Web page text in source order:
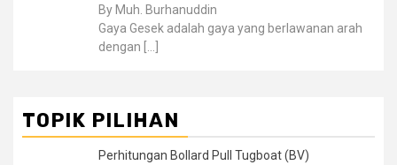
By Muh. Burhanuddin
Gaya Gesek adalah gaya yang berlawanan arah
dengan […]
TOPIK PILIHAN
Perhitungan Bollard Pull Tugboat (BV)